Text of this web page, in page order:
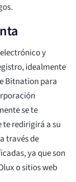
y
idealmente
Bitnation para
se te
te redirigirá a su
través de
ya que son
o sitios web